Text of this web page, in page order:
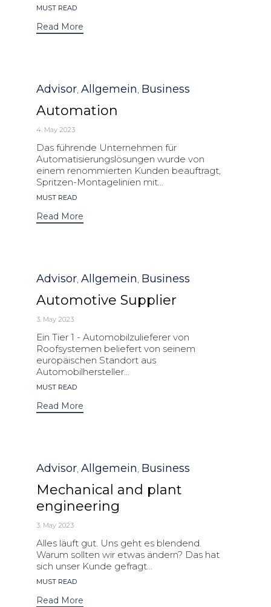
Tags
MUST READ
Read More
Category
Advisor, Allgemein, Business
Automation
4. May 2023
Das führende Unternehmen für
Automatisierungslösungen wurde von
einem renommierten Kunden beauftragt,
Spritzen-Montagelinien mit...
Tags
MUST READ
Read More
Category
Advisor, Allgemein, Business
Automotive Supplier
3. May 2023
Ein Tier 1 - Automobilzulieferer von
Roofsystemen beliefert von seinem
europäischen Standort aus
Automobilhersteller...
Tags
MUST READ
Read More
Category
Advisor, Allgemein, Business
Mechanical and plant
engineering
3. May 2023
Alles läuft gut. Uns geht es blendend.
Warum sollten wir etwas ändern? Das hat
sich unser Kunde gefragt...
Tags
MUST READ
Read More